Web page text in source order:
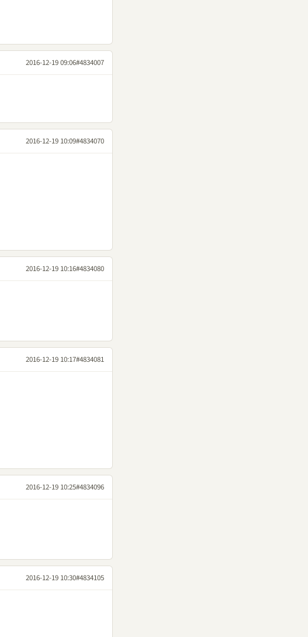
2016-12-19 09:06#4834007
2016-12-19 10:09#4834070
2016-12-19 10:16#4834080
2016-12-19 10:17#4834081
2016-12-19 10:25#4834096
2016-12-19 10:30#4834105